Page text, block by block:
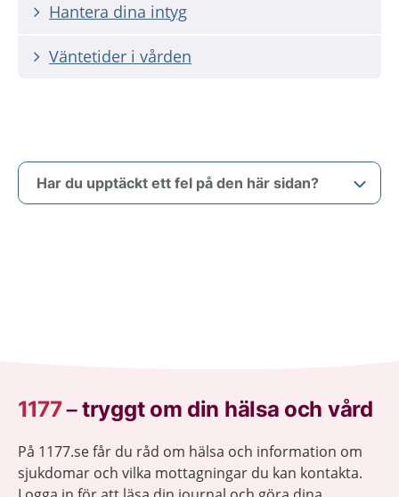
Hantera dina intyg
Väntetider i vården
Har du upptäckt ett fel på den här sidan?
1177–tryggt om din hälsa och vård
På 1177.se får du råd om hälsa och information om
sjukdomar och vilka mottagningar du kan kontakta.